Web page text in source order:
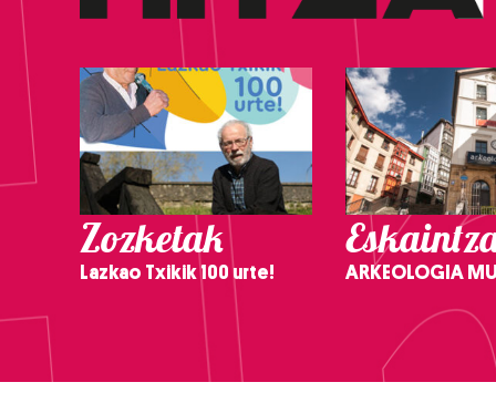
Zozketak
Lazkao Txikik 100 urte! ARKEOLOGIA